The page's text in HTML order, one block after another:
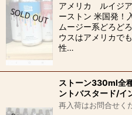
アメリカ ルイジ
ーストン 米国発！
ムージー系どろど
ウスはアメリカで
性…
ストーン330ml全
ントバスタード/イ
再入荷はお問合せく